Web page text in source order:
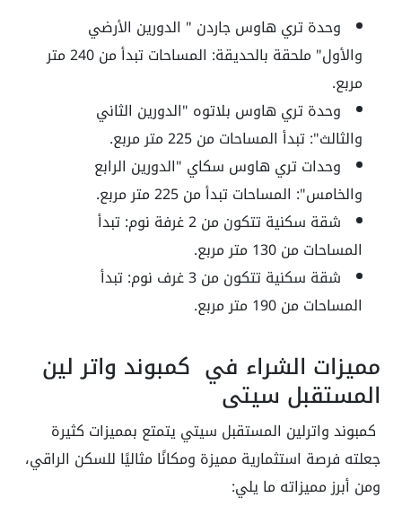
وحدة تري هاوس جاردن " الدورين الأرضي
والأول" ملحقة بالحديقة: المساحات تبدأ من 240 متر
مربع.
وحدة تري هاوس بلاتوه "الدورين الثاني
والثالث": تبدأ المساحات من 225 متر مربع.
وحدات تري هاوس سكاي "الدورين الرابع
والخامس": المساحات تبدأ من 225 متر مربع.
شقة سكنية تتكون من 2 غرفة نوم: تبدأ
المساحات من 130 متر مربع.
شقة سكنية تتكون من 3 غرف نوم: تبدأ
المساحات من 190 متر مربع.
مميزات الشراء في كمبوند واتر لين
المستقبل سيتي
كمبوند واترلين المستقبل سيتي يتمتع بمميزات كثيرة
جعلته فرصة استثمارية مميزة ومكانًا مثاليًا للسكن الراقي،
ومن أبرز مميزاته ما يلي: